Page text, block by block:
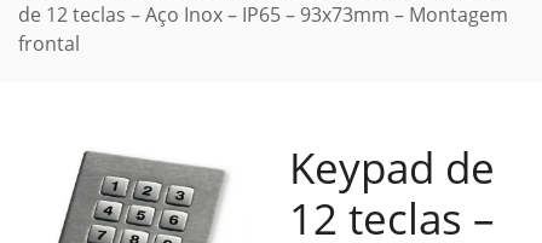
de 12 teclas – Aço Inox – IP65 – 93x73mm – Montagem
frontal
Keypad de
12 teclas –